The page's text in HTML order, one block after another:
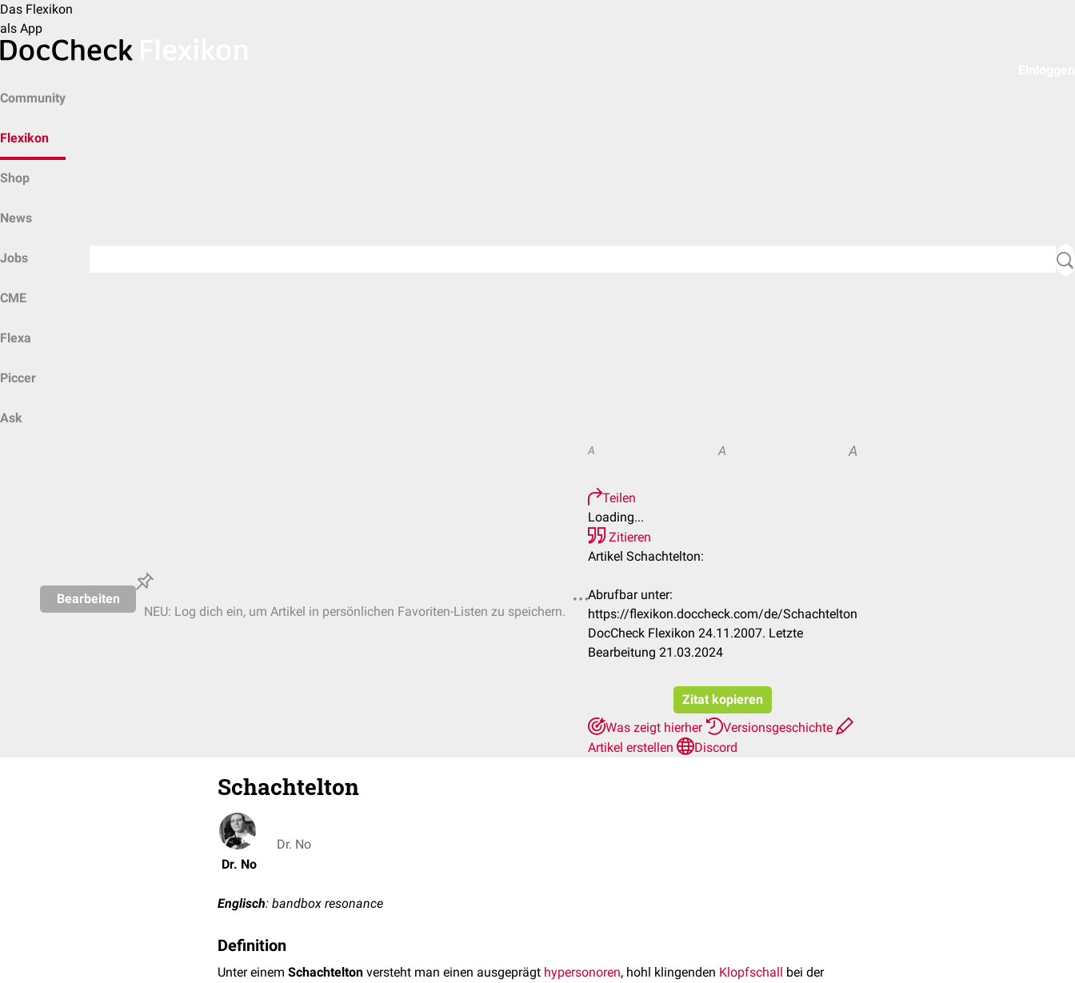
Das Flexikon
als App
Community
Flexikon
Shop
News
Jobs
CME
Flexa
Piccer
Ask
Bearbeiten
NEU: Log dich ein, um Artikel in persönlichen Favoriten-Listen zu speichern.
A A A
Teilen
Loading...
Zitieren
Artikel Schachtelton:
Abrufbar unter:
https://flexikon.doccheck.com/de/Schachtelton
DocCheck Flexikon 24.11.2007. Letzte
Bearbeitung 21.03.2024
Zitat kopieren
Was zeigt hierher
Versionsgeschichte
Artikel erstellen
Discord
Schachtelton
Dr. No
Dr. No
Englisch: bandbox resonance
Definition
Unter einem Schachtelton versteht man einen ausgeprägt hypersonoren, hohl klingenden Klopfschall bei der